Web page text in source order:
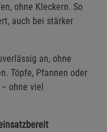
ohne Kleckern. So
auch bei stärker
an, ohne
Töpfe, Pfannen oder
ohne viel